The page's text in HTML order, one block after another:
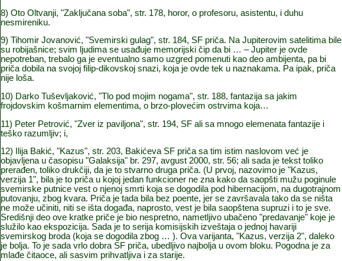
8) Oto Oltvanji, "Zaključana soba", str. 178, horor, o profesoru, asistentu, i duhu
nesmireniku.
9) Tihomir Jovanović, "Svemirski gulag", str. 184, SF priča. Na Jupiterovim satelitima bile
su robijašnice; svim ljudima se usađuje memorijski čip da bi … – Jupiter je ovde
nepotreban, trebalo ga je eventualno samo uzgred pomenuti kao deo ambijenta, pa bi
priča dobila na svojoj filip-dikovskoj snazi, koja je ovde tek u naznakama. Pa ipak, priča
nije loša.
10) Darko Tuševljaković, "Tlo pod mojim nogama", str. 188, fantazija sa jakim
frojdovskim košmarnim elementima, o brzo-plovećim ostrvima koja…
11) Peter Petrović, "Zver iz paviljona", str. 194, SF ali sa mnogo elemenata fantazije i
teško razumljiv; i,
12) Ilija Bakić, "Kazus", str. 203, Bakićeva SF priča sa tim istim naslovom već je
objavljena u časopisu "Galaksija" br. 297, avgust 2000, str. 56; ali sada je tekst toliko
prerađen, toliko drukčiji, da je to stvarno druga priča. (U prvoj, nazovimo je "Kazus,
verzija 1", bila je to priča u kojoj jedan funkcioner ne zna kako da saopšti mužu poginule
svemirske putnice vest o njenoj smrti koja se dogodila pod hibernacijom, na dugotrajnom
putovanju, zbog kvara. Priča je tada bila bez poente, jer se završavala tako da se ništa
ne može učiniti, niti se išta događa, naprosto, vest je bila saopštena supruzi i to je sve.
Središnji deo ove kratke priče je bio nespretno, nametljivo ubačeno "predavanje" koje je
služilo kao ekspozicija. Sada je to serija komisijskih izveštaja o jednoj havariji
svemirskog broda (koja se dogodila zbog … ). Ova varijanta, "Kazus, verzija 2", daleko
je bolja. To je sada vrlo dobra SF priča, ubedljivo najbolja u ovom bloku. Pogodna je za
mlađe čitaoce, ali sasvim prihvatljiva i za starije.